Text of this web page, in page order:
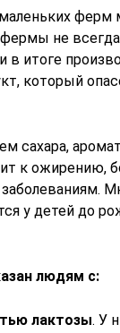
фермы не
итоге
который
сахара,
к ожирению,
у детей до
людям с:
лактозы. У